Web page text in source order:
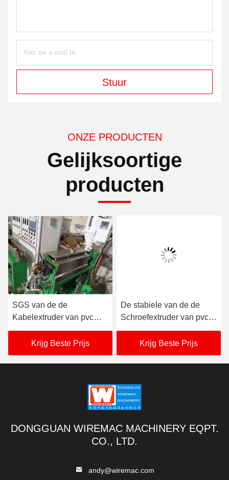
Stuur
ONZE PRODUCTEN
Gelijksoortige
producten
SGS van de de
Kabelextruder van pvc
van de de Machineopslag
Lengte 180m voor THW
VCT
Krijg Beste Prijs
De stabiele van de de
Schroefextruder van pvc
Dubbele Machine 3.75KW
neemt Macht op
Krijg Beste Prijs
DONGGUAN WIREMAC MACHINERY EQPT.
CO., LTD.
andy@wiremac.com